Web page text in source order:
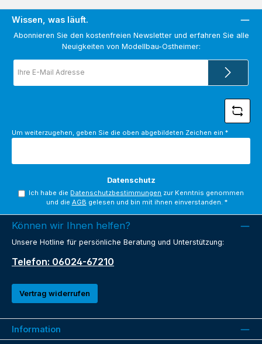
Wissen, was läuft.
Abonnieren Sie den kostenfreien Newsletter und erfahren Sie alle
Neuigkeiten von Modellbau-Ostheimer:
Mail-
Um weiterzugehen, geben Sie die oben abgebildeten Zeichen ein *
Datenschutz
Ich habe die Datenschutzbestimmungen zur Kenntnis genommen
und die AGB gelesen und bin mit ihnen einverstanden. *
Können wir Ihnen helfen?
Unsere Hotline für persönliche Beratung und Unterstützung:
Telefon: 06024-67210
Vertrag widerrufen
Information